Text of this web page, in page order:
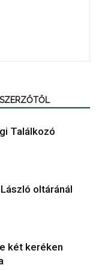
Találkozó
oltáránál
két keréken